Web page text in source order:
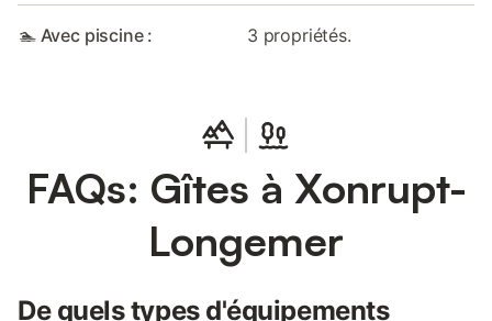
🏊 Avec piscine : 3 propriétés.
FAQs: Gîtes à Xonrupt-
Longemer
De quels types d'équipements